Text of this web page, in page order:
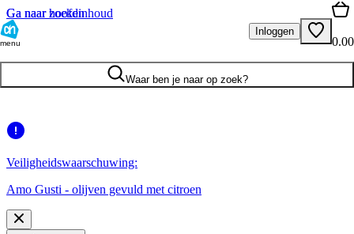
Ga naar hoofdinhoud
Ga naar zoeken
menu
Inloggen
0.00
Waar ben je naar op zoek?
Veiligheidswaarschuwing:
Amo Gusti - olijven gevuld met citroen